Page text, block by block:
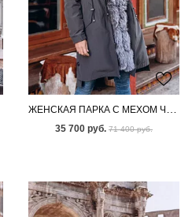
ЖЕНСКАЯ ПАРКА С МЕХОМ ЧЕРНОБУРКИ
35 700 руб. 71 400 руб.